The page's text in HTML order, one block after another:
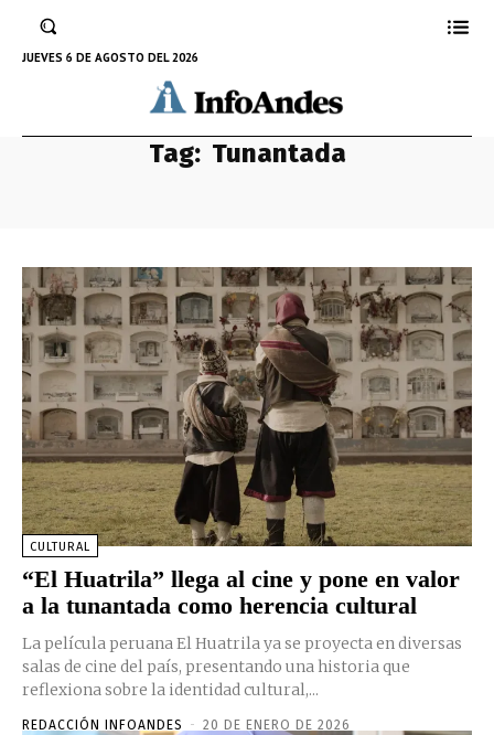
JUEVES 6 DE AGOSTO DEL 2026
Tag: Tunantada
CULTURAL
“El Huatrila” llega al cine y pone en valor
a la tunantada como herencia cultural
La película peruana El Huatrila ya se proyecta en diversas
salas de cine del país, presentando una historia que
reflexiona sobre la identidad cultural,...
REDACCIÓN INFOANDES - 20 DE ENERO DE 2026